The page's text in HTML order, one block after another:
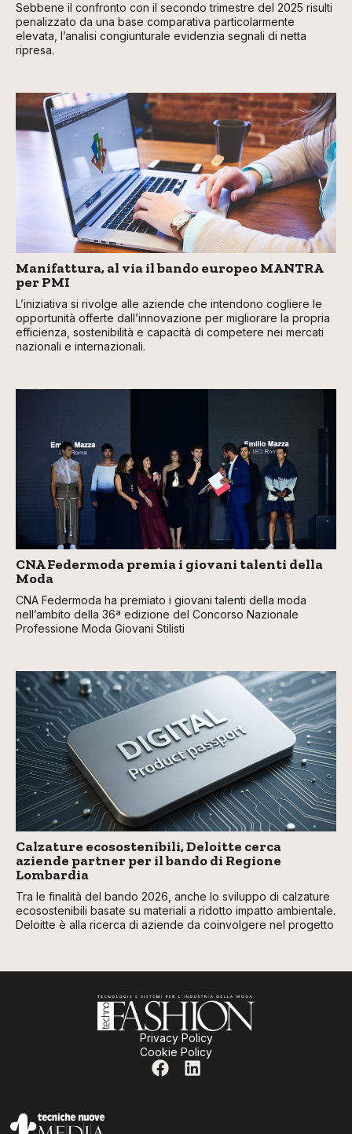
Sebbene il confronto con il secondo trimestre del 2025 risulti
penalizzato da una base comparativa particolarmente
elevata, l’analisi congiunturale evidenzia segnali di netta
ripresa.
Manifattura, al via il bando europeo MANTRA
per PMI
L’iniziativa si rivolge alle aziende che intendono cogliere le
opportunità offerte dall’innovazione per migliorare la propria
efficienza, sostenibilità e capacità di competere nei mercati
nazionali e internazionali.
CNA Federmoda premia i giovani talenti della
Moda
CNA Federmoda ha premiato i giovani talenti della moda
nell’ambito della 36ª edizione del Concorso Nazionale
Professione Moda Giovani Stilisti
Calzature ecosostenibili, Deloitte cerca
aziende partner per il bando di Regione
Lombardia
Tra le finalità del bando 2026, anche lo sviluppo di calzature
ecosostenibili basate su materiali a ridotto impatto ambientale.
Deloitte è alla ricerca di aziende da coinvolgere nel progetto
Privacy Policy
Cookie Policy